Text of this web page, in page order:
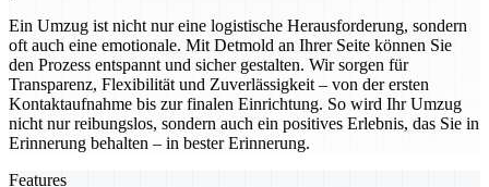
Ein Umzug ist nicht nur eine logistische Herausforderung, sondern
oft auch eine emotionale. Mit Detmold an Ihrer Seite können Sie
den Prozess entspannt und sicher gestalten. Wir sorgen für
Transparenz, Flexibilität und Zuverlässigkeit – von der ersten
Kontaktaufnahme bis zur finalen Einrichtung. So wird Ihr Umzug
nicht nur reibungslos, sondern auch ein positives Erlebnis, das Sie in
Erinnerung behalten – in bester Erinnerung.
Features